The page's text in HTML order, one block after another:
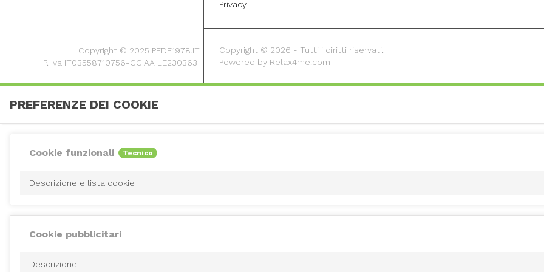
Privacy
Copyright © 2025 PEDE1978.IT
P. Iva IT03558710756-CCIAA LE230363
Copyright © 2026 - Tutti i diritti riservati.
Powered by Relax4me.com
PREFERENZE DEI COOKIE
Cookie funzionali Tecnico
Descrizione e lista cookie
Cookie pubblicitari
Descrizione